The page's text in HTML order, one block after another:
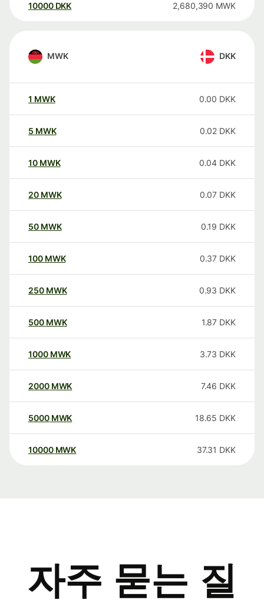
10000 DKK 2,680,390 MWK
MWK DKK
1 MWK 0.00 DKK
5 MWK 0.02 DKK
10 MWK 0.04 DKK
20 MWK 0.07 DKK
50 MWK 0.19 DKK
100 MWK 0.37 DKK
250 MWK 0.93 DKK
500 MWK 1.87 DKK
1000 MWK 3.73 DKK
2000 MWK 7.46 DKK
5000 MWK 18.65 DKK
10000 MWK 37.31 DKK
자주 묻는 질